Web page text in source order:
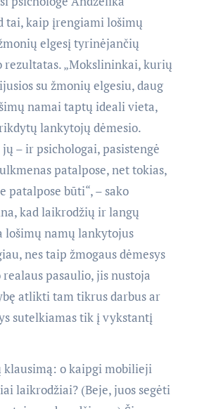
tai, kaip įrengiami lošimų
elgesį tyrinėjančių
„Mokslininkai, kurių
su žmonių elgesiu, daug
namai taptų ideali vieta,
lankytojų dėmesio.
– ir psichologai, pasistengė
patalpose, net tokias,
patalpose būti“, – sako
kad laikrodžių ir langų
lošimų namų lankytojus
nes taip žmogaus dėmesys
pasaulio, jis nustoja
atlikti tam tikrus darbus ar
sutelkiamas tik į vykstantį
klausimą: o kaipgi mobilieji
laikrodžiai? (Beje, juos segėti